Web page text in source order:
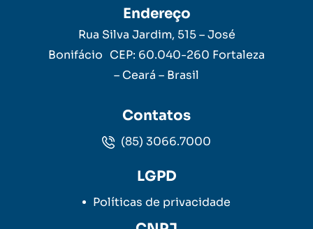
Endereço
Rua Silva Jardim, 515 – José
Bonifácio CEP: 60.040-260 Fortaleza
– Ceará – Brasil
Contatos
(85) 3066.7000
LGPD
Políticas de privacidade